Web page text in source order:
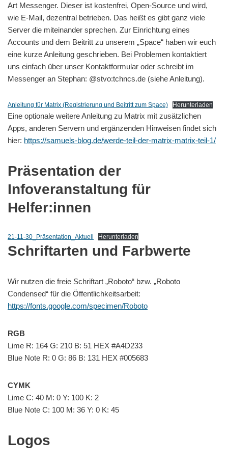
Art Messenger. Dieser ist kostenfrei, Open-Source und wird,
wie E-Mail, dezentral betrieben. Das heißt es gibt ganz viele
Server die miteinander sprechen. Zur Einrichtung eines
Accounts und dem Beitritt zu unserem „Space“ haben wir euch
eine kurze Anleitung geschrieben. Bei Problemen kontaktiert
uns einfach über unser Kontaktformular oder schreibt im
Messenger an Stephan: @stvo:tchncs.de (siehe Anleitung).
Anleitung für Matrix (Registrierung und Beitritt zum Space) Herunterladen
Eine optionale weitere Anleitung zu Matrix mit zusätzlichen
Apps, anderen Servern und ergänzenden Hinweisen findet sich
hier: https://samuels-blog.de/werde-teil-der-matrix-matrix-teil-1/
Präsentation der
Infoveranstaltung für
Helfer:innen
21-11-30_Präsentation_Aktuell Herunterladen
Schriftarten und Farbwerte
Wir nutzen die freie Schriftart „Roboto“ bzw. „Roboto
Condensed“ für die Öffentlichkeitsarbeit:
https://fonts.google.com/specimen/Roboto
RGB
Lime R: 164 G: 210 B: 51 HEX #A4D233
Blue Note R: 0 G: 86 B: 131 HEX #005683
CYMK
Lime C: 40 M: 0 Y: 100 K: 2
Blue Note C: 100 M: 36 Y: 0 K: 45
Logos